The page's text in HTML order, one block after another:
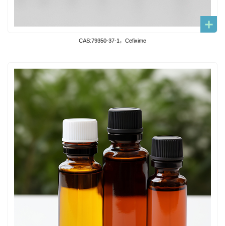
CAS:79350-37-1，Cefixime